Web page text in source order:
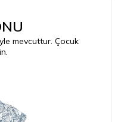
mevcuttur. Çocuk